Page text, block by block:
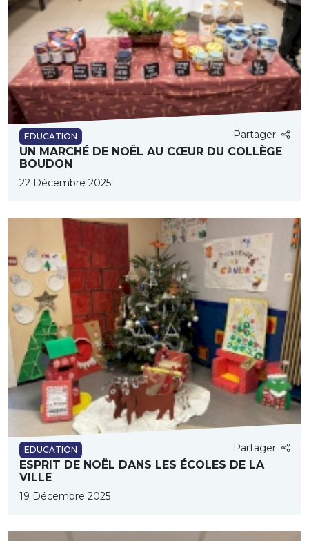
EDUCATION Partager
UN MARCHÉ DE NOËL AU CŒUR DU COLLÈGE
BOUDON
22 Décembre 2025
EDUCATION Partager
ESPRIT DE NOËL DANS LES ÉCOLES DE LA
VILLE
19 Décembre 2025